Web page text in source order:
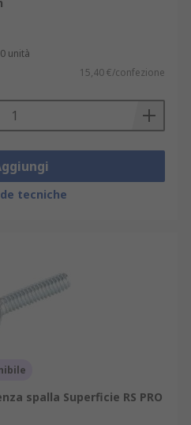
unità
15,40 €/confezione
tecniche
spalla Superficie RS PRO